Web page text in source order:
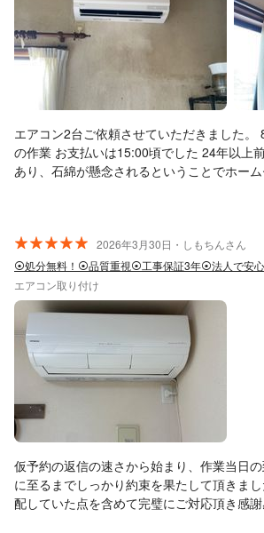
エアコン2台ご依頼させていただきました。
の作業 お支払いは15:00頃でした 24年以上
あり、石綿が懸念されるということでホー
穴あけを断られてしまい くらしのマーケッ
積もりから予約の流れで、少々予約まで手間
が懸念されるお家に住んでいる方はおすすめ
んひとりでの作業ですが、暑い中態度が悪い
丁寧に施行していただきました。
2026年3月30日・しもちんさん
⦿処分無料！⦿品質重視⦿工事保証3年⦿法人で安心
エアコン取り付け
仮予約の返信の速さから始まり、作業当日
に至るまでしっかり約束を果たして頂きま
配していた点を含めて完璧にご対応頂き感
ていただいた須永さんの明るいお人柄にも